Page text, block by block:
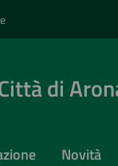
di
Novità